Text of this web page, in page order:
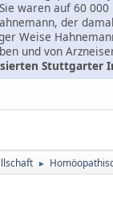
waren auf 60
der
Weise
und von
Stuttgarter
►